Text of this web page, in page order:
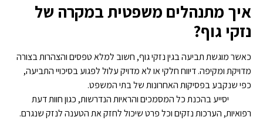
איך מתנהלים משפטית במקרה של
נזקי גוף?
כאשר מוגשת תביעה בגין נזקי גוף, חשוב למלא טפסים והצהרות בצורה
מדויקת ומקיפה. דיווח חלקי או לא מדויק עלול לפגוע בסיכויי התביעה,
כפי שנקבע בפסיקות האחרונות של בתי המשפט.
יסייע בהכנת כל המסמכים והראיות הנדרשות, כגון חוות דעת
רפואיות, הערכות נזקים וכל פרט שיכול לחזק את הטענה לנזק שנגרם.